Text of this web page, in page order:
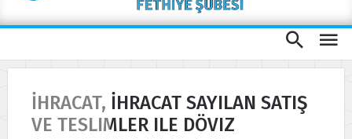
İHRACAT, İHRACAT SAYILAN SATIŞ
VE TESLIMLER ILE DÖVIZ